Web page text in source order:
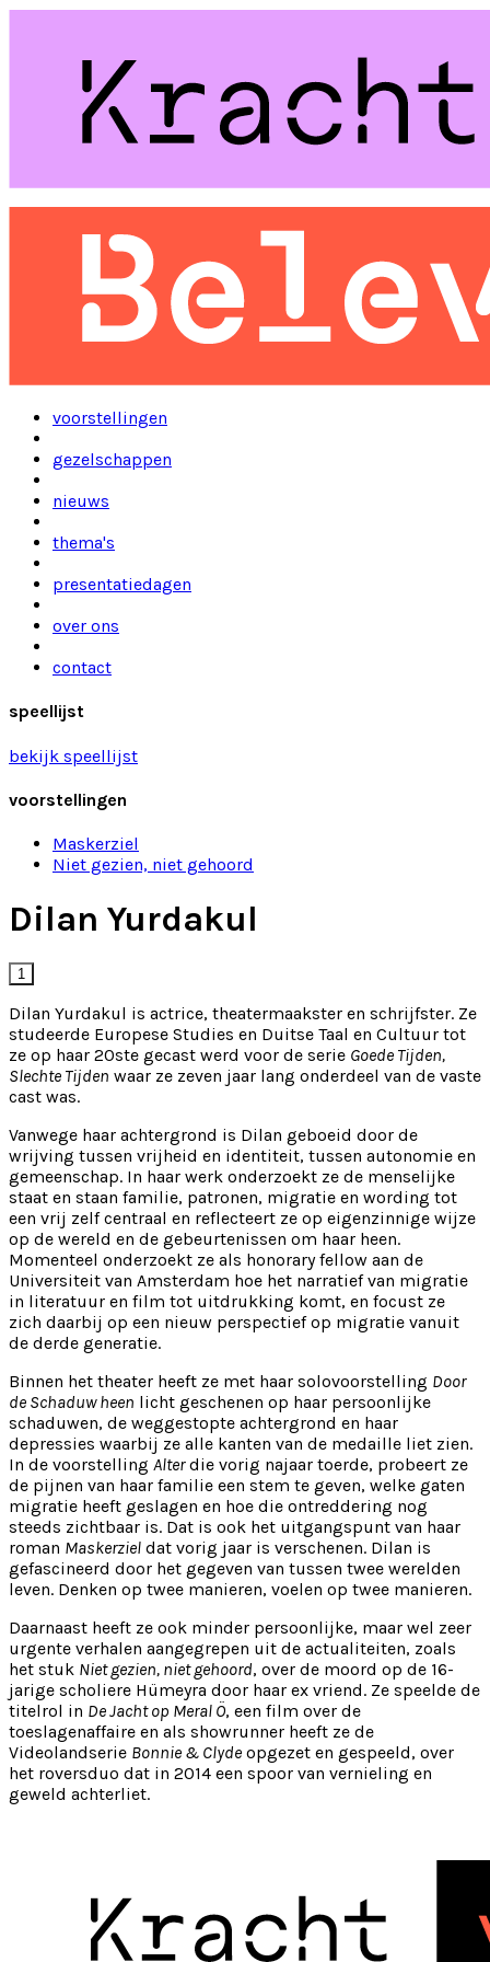
voorstellingen
gezelschappen
nieuws
thema's
presentatiedagen
over ons
contact
speellijst
bekijk speellijst
voorstellingen
Maskerziel
Niet gezien, niet gehoord
Dilan Yurdakul
1
Dilan Yurdakul is actrice, theatermaakster en schrijfster. Ze
studeerde Europese Studies en Duitse Taal en Cultuur tot
ze op haar 20ste gecast werd voor de serie Goede Tijden,
Slechte Tijden waar ze zeven jaar lang onderdeel van de vaste
cast was.
Vanwege haar achtergrond is Dilan geboeid door de
wrijving tussen vrijheid en identiteit, tussen autonomie en
gemeenschap. In haar werk onderzoekt ze de menselijke
staat en staan familie, patronen, migratie en wording tot
een vrij zelf centraal en reflecteert ze op eigenzinnige wijze
op de wereld en de gebeurtenissen om haar heen.
Momenteel onderzoekt ze als honorary fellow aan de
Universiteit van Amsterdam hoe het narratief van migratie
in literatuur en film tot uitdrukking komt, en focust ze
zich daarbij op een nieuw perspectief op migratie vanuit
de derde generatie.
Binnen het theater heeft ze met haar solovoorstelling Door
de Schaduw heen licht geschenen op haar persoonlijke
schaduwen, de weggestopte achtergrond en haar
depressies waarbij ze alle kanten van de medaille liet zien.
In de voorstelling Alterdie vorig najaar toerde, probeert ze
de pijnen van haar familie een stem te geven, welke gaten
migratie heeft geslagen en hoe die ontreddering nog
steeds zichtbaar is. Dat is ook het uitgangspunt van haar
roman Maskerziel dat vorig jaar is verschenen. Dilan is
gefascineerd door het gegeven van tussen twee werelden
leven. Denken op twee manieren, voelen op twee manieren.
Daarnaast heeft ze ook minder persoonlijke, maar wel zeer
urgente verhalen aangegrepen uit de actualiteiten, zoals
het stuk Niet gezien, niet gehoord, over de moord op de 16-
jarige scholiere Hümeyra door haar ex vriend. Ze speelde de
titelrol in De Jacht op Meral Ö, een film over de
toeslagenaffaire en als showrunner heeft ze de
Videolandserie Bonnie & Clyde opgezet en gespeeld, over
het roversduo dat in 2014 een spoor van vernieling en
geweld achterliet.